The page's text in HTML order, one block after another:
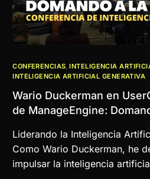
CONFERENCIAS,INTELIGENCIA
INTELIGENCIA ARTIFICIAL GENERATIVA
Wario Duckerman en
de ManageEngine:
Liderando la Inteligencia
Como Wario Duckerman, he
impulsar la inteligencia